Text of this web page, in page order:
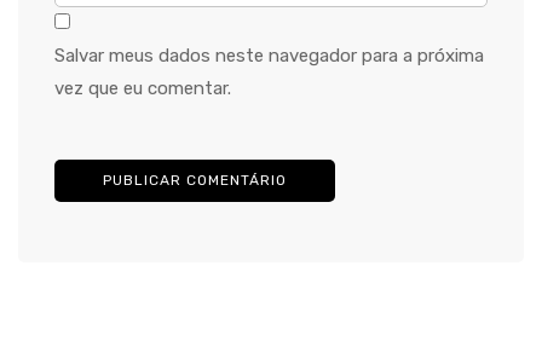
Salvar meus dados neste navegador para a próxima
vez que eu comentar.